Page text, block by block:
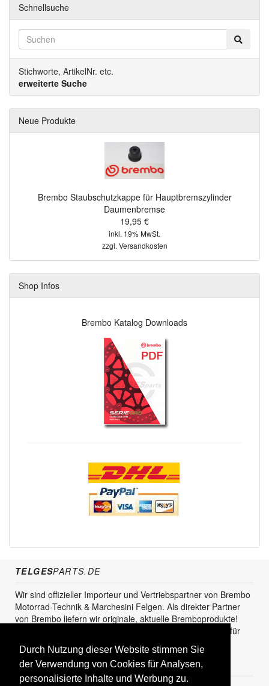
Durch Nutzung dieser Website stimmen Sie
der Verwendung von Cookies für Analysen,
personalisierte Inhalte und Werbung zu.
Schnellsuche
Stichworte, ArtikelNr. etc.
erweiterte Suche
Neue Produkte
Brembo Staubschutzkappe für Hauptbremszylinder
Daumenbremse
19,95 €
inkl. 19% MwSt.
zzgl. Versandkosten
Shop Infos
Brembo Katalog Downloads
TELGESPARTS.DE
Wir sind offizieller Importeur und Vertriebspartner von Brembo
Motorrad-Technik & Marchesini Felgen. Als direkter Partner
von Brembo liefern wir originale, aktuelle Bremboprodukte!
Unser Service steht sowohl für den Endkunden als auch für
den Einzel- und Grosshandel zur Verfügung.
KUNDENBEREICH